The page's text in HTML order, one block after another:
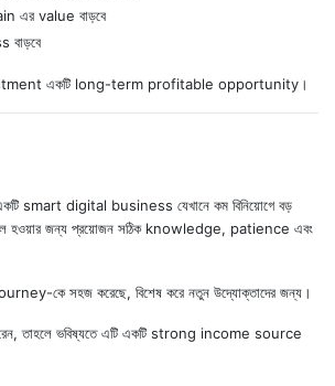
এর value বাড়বে
একটি long-term profitable opportunity।
smart digital business যেখানে কম বিনিয়োগে বড়
হওয়ার জন্য প্রয়োজন সঠিক knowledge, patience এবং
কে সহজ করেছে, বিশেষ করে নতুন উদ্যোক্তাদের জন্য।
তাহলে ভবিষ্যতে এটি একটি strong income source